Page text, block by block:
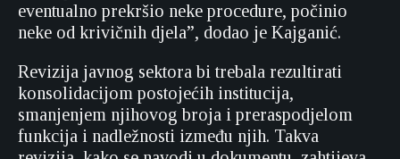
eventualno prekršio neke procedure, počinio
neke od krivičnih djela”, dodao je Kajganić.
Revizija javnog sektora bi trebala rezultirati
konsolidacijom postojećih institucija,
smanjenjem njihovog broja i preraspodjelom
funkcija i nadležnosti između njih. Takva